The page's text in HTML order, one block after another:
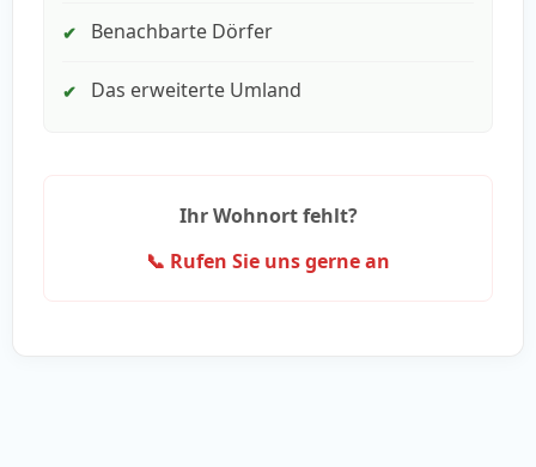
✔ Benachbarte Dörfer
✔ Das erweiterte Umland
Ihr Wohnort fehlt?
📞 Rufen Sie uns gerne an